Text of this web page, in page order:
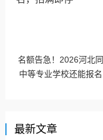
名额告急！2026河北
中等专业学校还能报
最新文章